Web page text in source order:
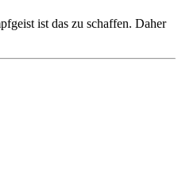
ist das zu schaffen. Daher